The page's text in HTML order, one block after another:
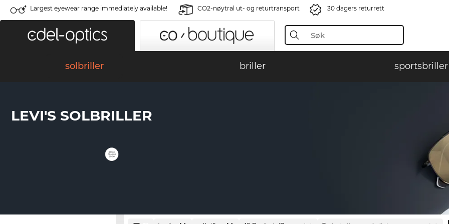
Largest eyewear range immediately available! CO2-nøytral ut- og returtransport 30 dagers returrett
solbriller briller sportsbriller
LEVI'S SOLBRILLER